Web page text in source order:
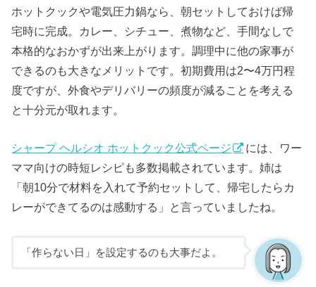
ホットクックや電気圧力鍋なら、朝セットしておけば帰
宅時に完成。カレー、シチュー、煮物など、手間なしで
本格的なおかずが出来上がります。調理中に他の家事が
できるのも大きなメリットです。初期費用は2〜4万円程
度ですが、外食やデリバリーの頻度が減ることを考える
と十分元が取れます。
シャープ ヘルシオ ホットクック公式ページ
には、ワー
ママ向けの時短レシピも多数掲載されています。姉は
「朝10分で材料を入れて予約セットして、帰宅したらカ
レーができてるのは感動する」と言っていましたね。
「作らない日」を設定するのも大事だよ。